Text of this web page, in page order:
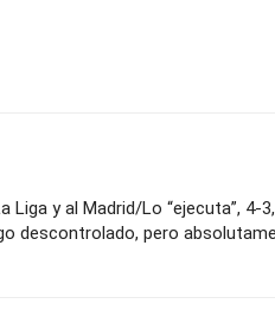
Liga y al Madrid/Lo “ejecuta”, 4-
descontrolado, pero